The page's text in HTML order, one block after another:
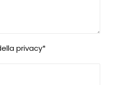
privacy*